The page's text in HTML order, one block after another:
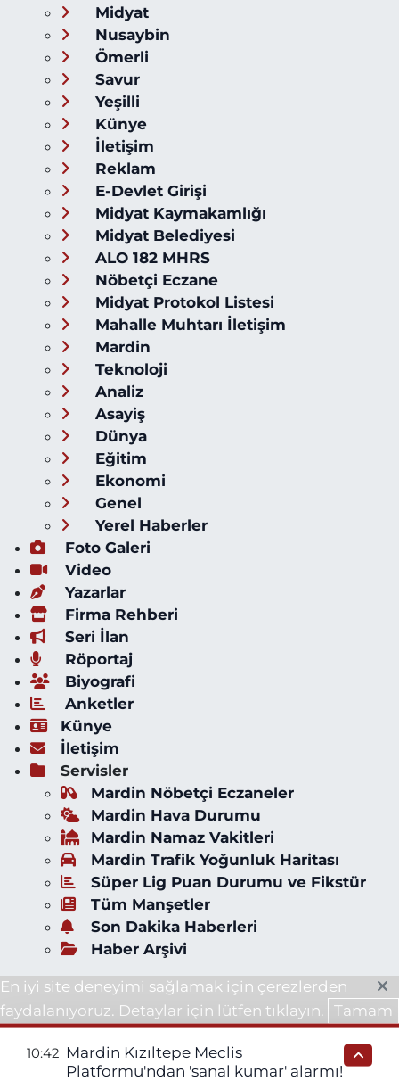
Midyat
Nusaybin
Ömerli
Savur
Yeşilli
Künye
İletişim
Reklam
E-Devlet Girişi
Midyat Kaymakamlığı
Midyat Belediyesi
ALO 182 MHRS
Nöbetçi Eczane
Midyat Protokol Listesi
Mahalle Muhtarı İletişim
Mardin
Teknoloji
Analiz
Asayiş
Dünya
Eğitim
Ekonomi
Genel
Yerel Haberler
Foto Galeri
Video
Yazarlar
Firma Rehberi
Seri İlan
Röportaj
Biyografi
Anketler
Künye
İletişim
Servisler
Mardin Nöbetçi Eczaneler
Mardin Hava Durumu
Mardin Namaz Vakitleri
Mardin Trafik Yoğunluk Haritası
Süper Lig Puan Durumu ve Fikstür
Tüm Manşetler
Son Dakika Haberleri
Haber Arşivi
En iyi site deneyimi sağlamak için çerezlerden
faydalanıyoruz. Detaylar için lütfen tıklayın.
Tamam
10:42 Mardin Kızıltepe Meclis
Platformu'ndan 'sanal kumar' alarmı!